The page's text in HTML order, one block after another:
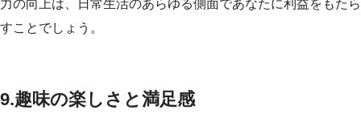
力の向上は、日常生活のあらゆる側面であなたに利益をもたら
すことでしょう。
9.趣味の楽しさと満足感